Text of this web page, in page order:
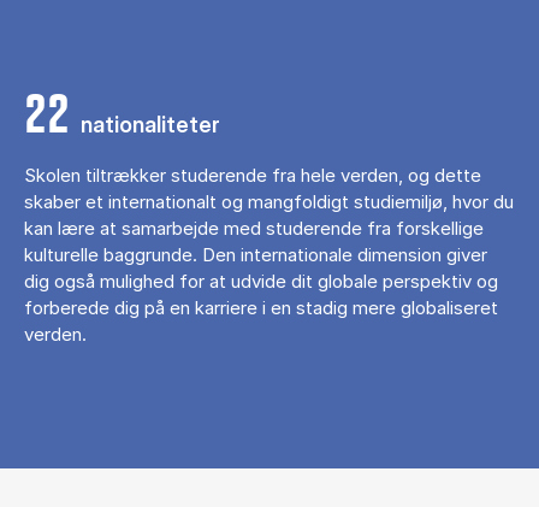
22 nationaliteter
Skolen tiltrækker studerende fra hele verden, og dette
skaber et internationalt og mangfoldigt studiemiljø, hvor du
kan lære at samarbejde med studerende fra forskellige
kulturelle baggrunde. Den internationale dimension giver
dig også mulighed for at udvide dit globale perspektiv og
forberede dig på en karriere i en stadig mere globaliseret
verden.